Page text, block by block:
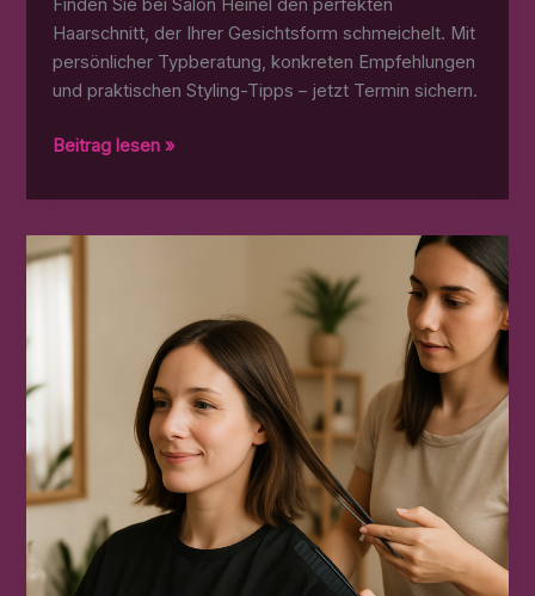
Finden Sie bei Salon Heinel den perfekten
Haarschnitt, der Ihrer Gesichtsform schmeichelt. Mit
persönlicher Typberatung, konkreten Empfehlungen
und praktischen Styling-Tipps – jetzt Termin sichern.
Gesichtsform:
Schnitte
bei
Salon
Beitrag lesen »